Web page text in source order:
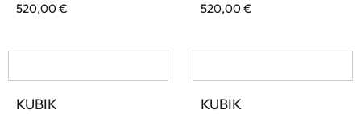
520,00€ 520,00€
VOIR EN DÉTAIL
KUBIK VOIR EN DÉTAIL
KUBIK